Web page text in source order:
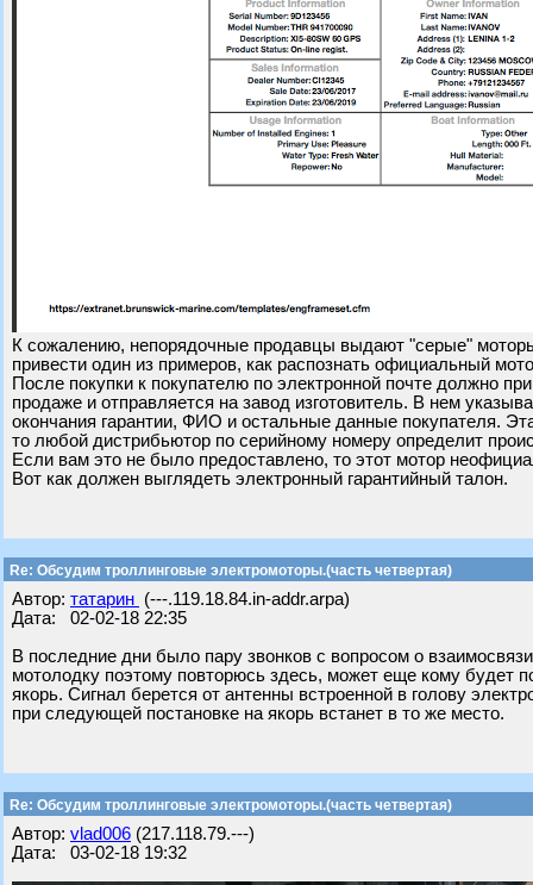
К сожалению, непорядочные продавцы выдают "серые"
привести один из примеров, как распознать официальный
После покупки к покупателю по электронной почте должно
продаже и отправляется на завод изготовитель. В нем
окончания гарантии, ФИО и остальные данные покупателя.
то любой дистрибьютор по серийному номеру определит
Если вам это не было предоставлено, то этот мотор
Вот как должен выглядеть электронный гарантийный талон.
Re: Обсудим троллинговые электромоторы.(часть четвертая)
Автор: татарин (---.119.18.84.in-addr.arpa)
Дата: 02-02-18 22:35
В последние дни было пару звонков с вопросом о
мотолодку поэтому повторюсь здесь, может еще кому будет
якорь. Сигнал берется от антенны встроенной в голову
при следующей постановке на якорь встанет в то же место.
Re: Обсудим троллинговые электромоторы.(часть четвертая)
Автор: vlad006 (217.118.79.---)
Дата: 03-02-18 19:32